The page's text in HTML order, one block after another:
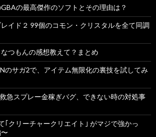
GBAの最高傑作のソフトとその理由は？
レイド２ 99個のコモン・クリスタルを全て同調
つもんの感想教えて？まとめ
のサガ2で、アイテム無限化の裏技を試してみ
救急スプレー金稼ぎバグ、できない時の対処事
｢クリーチャークリエイト｣ がマジで強かっ